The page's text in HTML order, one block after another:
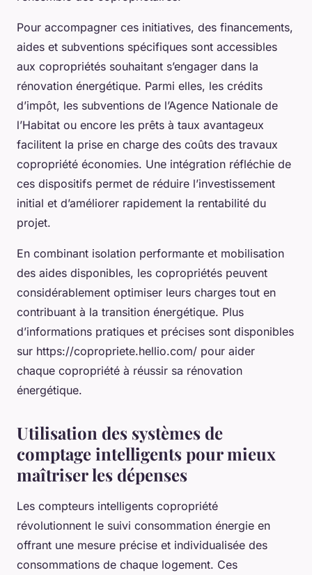
Pour accompagner ces initiatives, des financements,
aides et subventions spécifiques sont accessibles
aux copropriétés souhaitant s’engager dans la
rénovation énergétique. Parmi elles, les crédits
d’impôt, les subventions de l’Agence Nationale de
l’Habitat ou encore les prêts à taux avantageux
facilitent la prise en charge des coûts des travaux
copropriété économies. Une intégration réfléchie de
ces dispositifs permet de réduire l’investissement
initial et d’améliorer rapidement la rentabilité du
projet.
En combinant isolation performante et mobilisation
des aides disponibles, les copropriétés peuvent
considérablement optimiser leurs charges tout en
contribuant à la transition énergétique. Plus
d’informations pratiques et précises sont disponibles
sur https://copropriete.hellio.com/ pour aider
chaque copropriété à réussir sa rénovation
énergétique.
Utilisation des systèmes de
comptage intelligents pour mieux
maîtriser les dépenses
Les compteurs intelligents copropriété
révolutionnent le suivi consommation énergie en
offrant une mesure précise et individualisée des
consommations de chaque logement. Ces